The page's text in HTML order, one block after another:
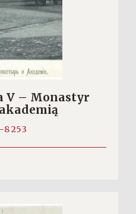
V – Monastyr